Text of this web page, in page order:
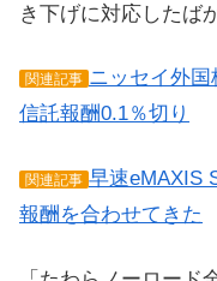
き下げに対応したば
関連記事 ニッセイ外
信託報酬0.1％切り
関連記事 早速eMAXIS
報酬を合わせてきた